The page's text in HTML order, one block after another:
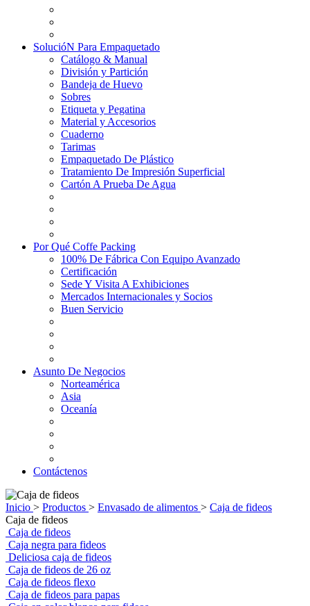
SolucióN Para Empaquetado
Catálogo & Manual
División y Partición
Bandeja de Huevo
Sobres
Etiqueta y Pegatina
Material y Accesorios
Cuaderno
Tarimas
Empaquetado De Plástico
Tratamiento De Impresión Superficial
Cartón A Prueba De Agua
Por Qué Coffe Packing
100% De Fábrica Con Equipo Avanzado
Certificación
Sede Y Visita A Exhibiciones
Mercados Internacionales y Socios
Buen Servicio
Asunto De Negocios
Norteamérica
Asia
Oceanía
Contáctenos
Inicio > Productos > Envasado de alimentos > Caja de fideos
Caja de fideos
Caja de fideos
Caja negra para fideos
Deliciosa caja de fideos
Caja de fideos de 26 oz
Caja de fideos flexo
Caja de fideos para papas